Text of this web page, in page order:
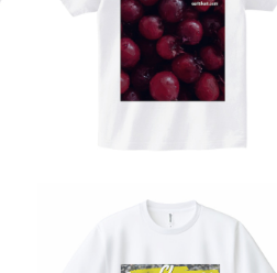
Tシャツ レタッチ フォト 半袖 Ts
hirt オリジナル デザイン アメリ
カン カジュアル バイク ツーリン
グ コーデ インナー トップス ア
ンダー ウェア カットソー 個性
人気 定番 重ね着 saritikari A
¥4,300